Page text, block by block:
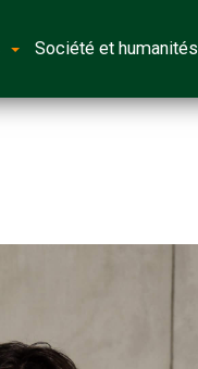
Société et humanités